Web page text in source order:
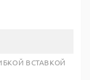
ВСТАВКОЙ